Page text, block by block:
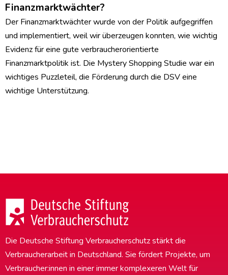
Finanzmarktwächter?
Der Finanzmarktwächter wurde von der Politik aufgegriffen
und implementiert, weil wir überzeugen konnten, wie wichtig
Evidenz für eine gute verbraucherorientierte
Finanzmarktpolitik ist. Die Mystery Shopping Studie war ein
wichtiges Puzzleteil, die Förderung durch die DSV eine
wichtige Unterstützung.
Die Deutsche Stiftung Verbraucherschutz stärkt die
Verbraucherarbeit in Deutschland. Sie fördert Projekte, um
Verbraucher:innen in einer immer komplexeren Welt für